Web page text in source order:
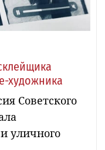
художника
Советского
уличного